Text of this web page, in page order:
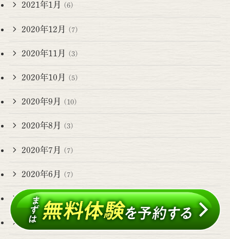
2021年1月 (6)
2020年12月 (7)
2020年11月 (3)
2020年10月 (5)
2020年9月 (10)
2020年8月 (3)
2020年7月 (7)
2020年6月 (7)
2020年5月(8)
2020年4月